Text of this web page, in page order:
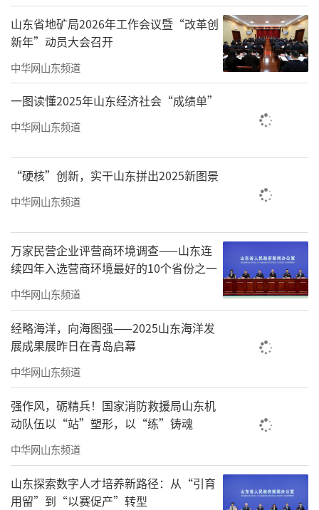
务理念，打造了“聊城市城区招牌服务指导系
统”，有效整合了招牌设置事前服务、事中指
导和事后监管各关键环节，建立起新型的全链
条服务管理模式，实现了商户群众“零跑
腿”就能将招牌设置“一次办好”。系统上线
试运行以来，共受理申请信息3000余条，服务
商户1300余户，经测试运行已达到正式启用条
件。
启动仪式后，软件开发公司工程师马绪欣
对工作人员进行系统培训；市城管局法规科科
长邵代明对工作人员进行行政检查法律业务培
训。市城管局、市行政审批局、市市政中心相
关科室负责人、主城四区工作人员、商户代表
山东省地矿局2026年工作会议暨“改革创
新年”动员大会召开
中华网山东频道
一图读懂2025年山东经济社会“成绩单”
中华网山东频道
“硬核”创新，实干山东拼出2025新图景
中华网山东频道
万家民营企业评营商环境调查——山东连
续四年入选营商环境最好的10个省份之一
中华网山东频道
经略海洋，向海图强——2025山东海洋发
展成果展昨日在青岛启幕
中华网山东频道
强作风，砺精兵！国家消防救援局山东机
动队伍以“站”塑形，以“练”铸魂
中华网山东频道
山东探索数字人才培养新路径：从“引育
用留”到“以赛促产”转型